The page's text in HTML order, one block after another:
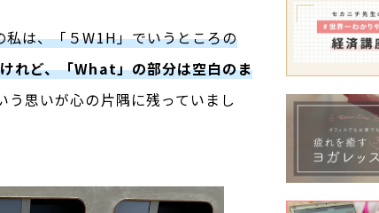
私は、「５W1H」でいうところの
れど、「What」の部分は空白のま
う思いが心の片隅に残っていまし